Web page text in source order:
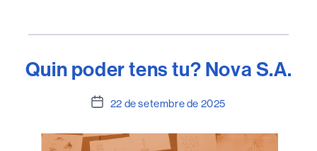
Quin poder tens tu? Nova S.A.
Data
l'entrada
22 de setembre de 2025